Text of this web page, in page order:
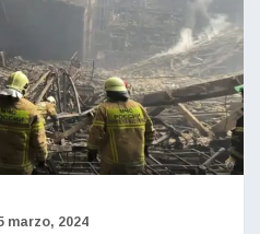
marzo, 2024